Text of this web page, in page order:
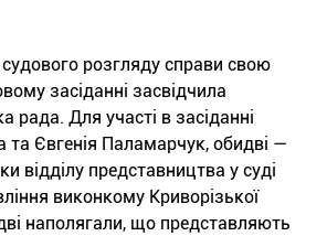
розгляду справи свою
засіданні засвідчила
рада. Для участі в засіданні
та Євгенія Паламарчук, обидві —
відділу представництва у суді
виконкому Криворізької
наполягали, що представляють